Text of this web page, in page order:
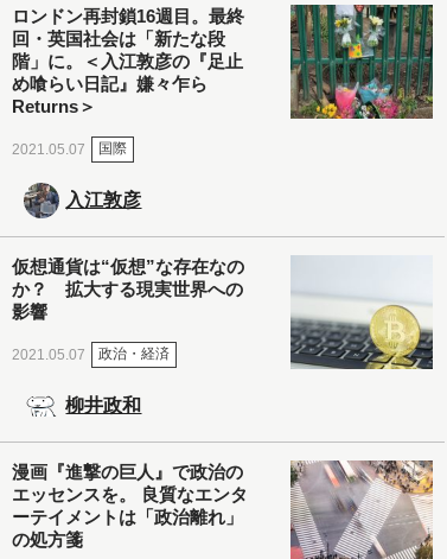
ロンドン再封鎖16週目。最終
回・英国社会は「新たな段
階」に。＜入江敦彦の『足止
め喰らい日記』嫌々乍ら
Returns＞
2021.05.07 国際
入江敦彦
仮想通貨は“仮想”な存在なの
か？ 拡大する現実世界への
影響
2021.05.07 政治・経済
柳井政和
漫画『進撃の巨人』で政治の
エッセンスを。 良質なエンタ
ーテイメントは「政治離れ」
の処方箋